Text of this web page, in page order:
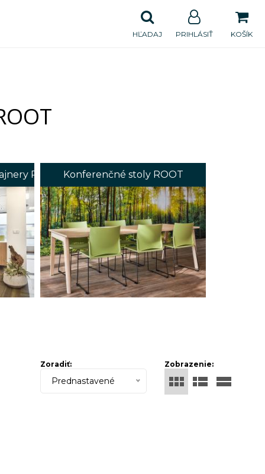
KOŠÍK
PRIHLÁSIŤ
HĽADAJ
ROOT Konferenčné stoly ROOT
Zobrazenie:
Zoradiť:
Prednastavené